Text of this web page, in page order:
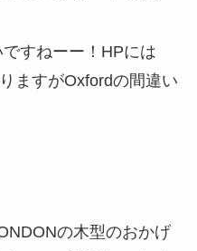
すねーー！HPには
ますがOxfordの間違い
の木型のおかげ